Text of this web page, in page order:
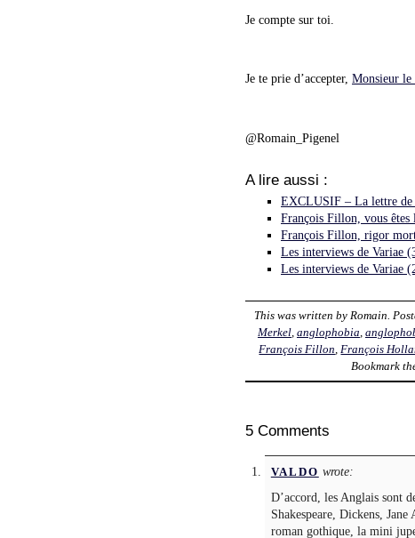
Je compte sur toi.
Je te prie d’accepter, Monsieur
@Romain_Pigenel
A lire aussi :
EXCLUSIF – La lettre de
François Fillon, vous êtes
François Fillon, rigor
Les interviews de Variae
Les interviews de Variae
This was written byRomain.
Merkel, anglophobia,
François Fillon,François
Bookmark
5 Comments
VALDO wrote:
D’accord, les Anglais sont
Shakespeare, Dickens,
roman gothique, la mini